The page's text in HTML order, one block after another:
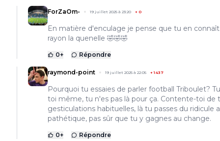
ForZaOm- 19 juillet 2025 à 23:20 + 0
En matière d'enculage je pense que tu en
rayon la quenelle 🤣🤣🤣
0+ Répondre
raymond-point 19 juillet 2025 à 22:05 +1437
Pourquoi tu essaies de parler football Triboulet?
toi même, tu n'es pas là pour ça. Contente-toi de
gesticulations habituelles, là tu passes du ridicule
pathétique, pas sûr que tu y gagnes au change.
0+ Répondre